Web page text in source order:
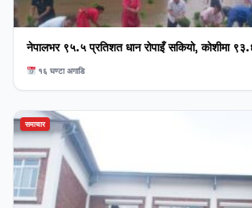
नेपालभर ९५.५ प्रतिशत धान रोपाइँ सकियो, कोशीमा
१६ घण्टा अगाडि
समाचार